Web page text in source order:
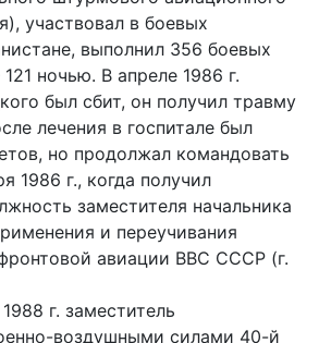
участвовал в боевых
выполнил 356 боевых
ночью. В апреле 1986 г.
был сбит, он получил травму
лечения в госпитале был
но продолжал командовать
1986 г., когда получил
заместителя начальника
и переучивания
авиации ВВС СССР (г.
г. заместитель
воздушными силами 40-й